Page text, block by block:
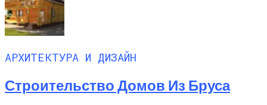
АРХИТЕКТУРА И ДИЗАЙН
Строительство Домов Из Бруса